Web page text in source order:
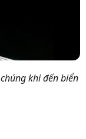
khi đến biển